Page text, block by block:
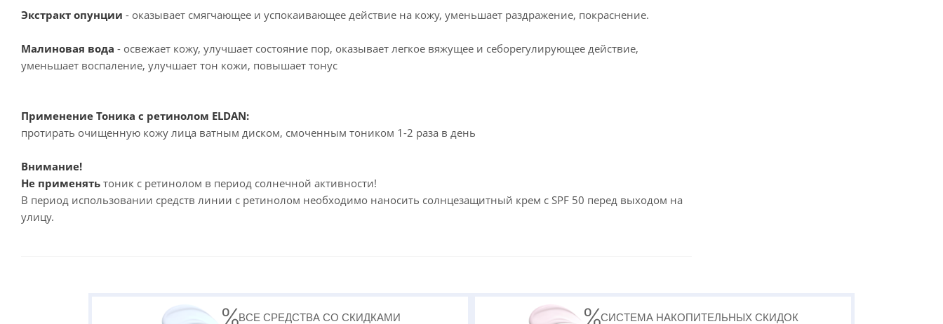
Экстракт опунции - оказывает смягчающее и успокаивающее действие на кожу, уменьшает раздражение, покраснение.
Малиновая вода - освежает кожу, улучшает состояние пор, оказывает легкое вяжущее и себорегулирующее действие,
уменьшает воспаление, улучшает тон кожи, повышает тонус
Применение Тоника с ретинолом ELDAN:
протирать очищенную кожу лица ватным диском, смоченным тоником 1-2 раза в день
Внимание!
Не применять тоник с ретинолом в период солнечной активности!
В период использовании средств линии с ретинолом необходимо наносить солнцезащитный крем с SPF 50 перед выходом на
улицу.
ВСЕ СРЕДСТВА СО СКИДКАМИ СИСТЕМА НАКОПИТЕЛЬНЫХ СКИДОК